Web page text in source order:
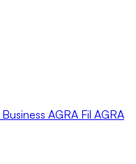
Business AGRA Fil AGRA